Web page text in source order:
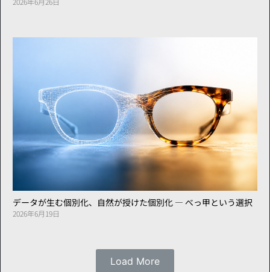
データが生む個別化、自然が授けた個別化 ― べっ甲という選択
2026年6月19日
Load More